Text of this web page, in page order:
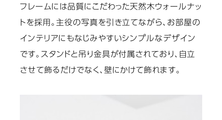
フレームには品質にこだわった天然木ウォールナッ
トを採用。主役の写真を引き立てながら、お部屋の
インテリアにもなじみやすいシンプルなデザイン
です。スタンドと吊り金具が付属されており、自立
させて飾るだけでなく、壁にかけて飾れます。